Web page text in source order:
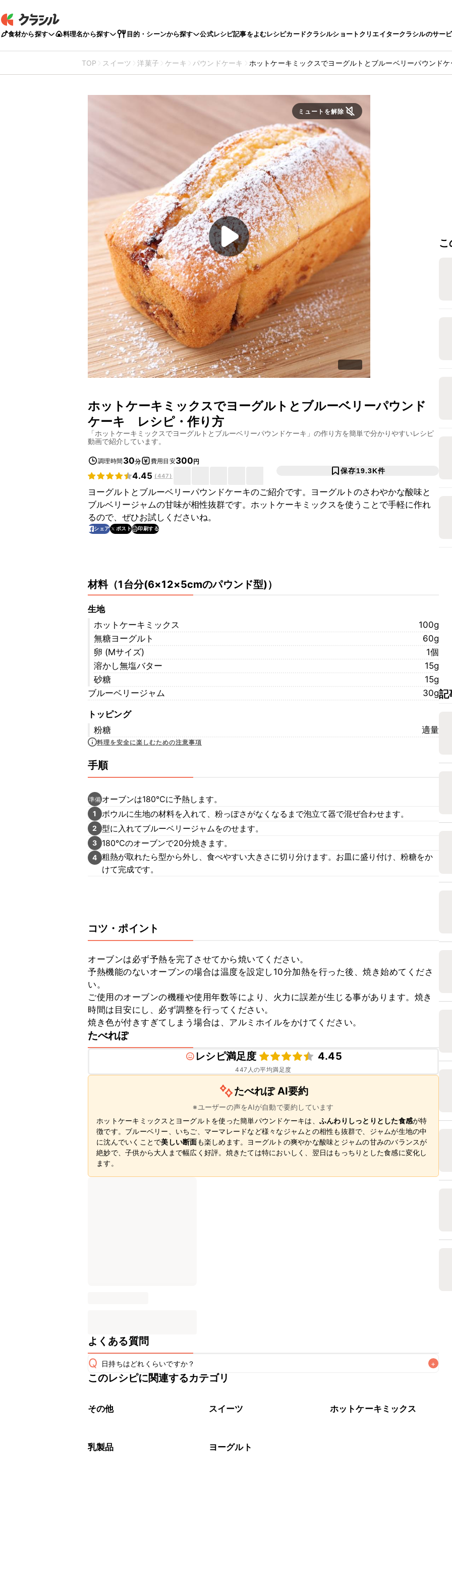
食材から探す 料理名から探す 目的・シーンから探す 公式レシピ記事をよむレシピカードクラシルショートクリエイタークラシルのサー
TOP スイーツ 洋菓子 ケーキ パウンドケーキ ホットケーキミックスでヨーグルトとブルーベリーパウンドケ
ミュートを解除
ホットケーキミックスでヨーグルトとブルーベリーパウンド
ケーキ レシピ・作り方
「ホットケーキミックスでヨーグルトとブルーベリーパウンドケーキ 」の作り方を簡単で分かりやすいレシピ
動画で紹介しています。
調理時間 30分 費用目安300円
4.45 (447)
保存19.3K件
ヨーグルトとブルーベリーパウンドケーキのご紹介です。ヨーグルトのさわやかな酸味と
ブルベリージャムの甘味が相性抜群です。ホットケーキミックスを使うことで手軽に作れ
るので、ぜひお試しくださいね。
シェア ポスト 印刷する
材料（1台分(6×12×5cmのパウンド型)）
生地
ホットケーキミックス
100g
無糖ヨーグルト
60g
卵 (Mサイズ)
1個
溶かし無塩バター
15g
砂糖
15g
ブルーベリージャム
30g
トッピング
粉糖
適量
料理を安全に楽しむための注意事項
手順
準備 オーブンは180℃に予熱します。
1 ボウルに生地の材料を入れて、粉っぽさがなくなるまで泡立て器で混ぜ合わせます。
2 型に入れてブルーベリージャムをのせます。
3 180℃のオーブンで20分焼きます。
4 粗熱が取れたら型から外し、食べやすい大きさに切り分けます。お皿に盛り付け、粉糖をか
けて完成です。
コツ・ポイント
オーブンは必ず予熱を完了させてから焼いてください。
予熱機能のないオーブンの場合は温度を設定し10分加熱を行った後、焼き始めてくださ
い。
ご使用のオーブンの機種や使用年数等により、火力に誤差が生じる事があります。焼き
時間は目安にし、必ず調整を行ってください。
焼き色が付きすぎてしまう場合は、アルミホイルをかけてください。
たべれぽ
レシピ満足度
4.45
447 人の平均満足度
たべれぽ AI要約
※ユーザーの声をAIが自動で要約しています
ホットケーキミックスとヨーグルトを使った簡単パウンドケーキは、 ふんわりしっとりとした食感が特
徴です。ブルーベリー、いちご、マーマレードなど様々なジャムとの相性も抜群で、ジャムが生地の中
に沈んでいくことで美しい断面も楽しめます。ヨーグルトの爽やかな酸味とジャムの甘みのバランスが
絶妙で、子供から大人まで幅広く好評。焼きたては特においしく、翌日はもっちりとした食感に変化し
ます。
よくある質問
Q 日持ちはどれくらいですか？ +
保存期間は冷蔵で2~3日が目安です。なるべくお早めにお召し上がりください。
※日持ちは目安です。
このレシピに関連するカテゴリ
その他 スイーツ ホットケーキミックス
乳製品 ヨーグルト
記